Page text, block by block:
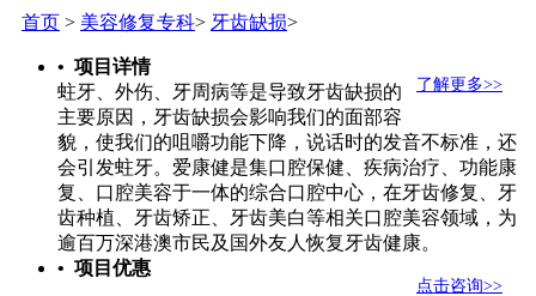
首页 > 美容修复专科> 牙齿缺损>
• 项目详情
了解更多>>
蛀牙、外伤、牙周病等是导致牙齿缺损的
主要原因，牙齿缺损会影响我们的面部容
貌，使我们的咀嚼功能下降，说话时的发音不标准，还
会引发蛀牙。爱康健是集口腔保健、疾病治疗、功能康
复、口腔美容于一体的综合口腔中心，在牙齿修复、牙
齿种植、牙齿矫正、牙齿美白等相关口腔美容领域，为
逾百万深港澳市民及国外友人恢复牙齿健康。
• 项目优惠
点击咨询>>